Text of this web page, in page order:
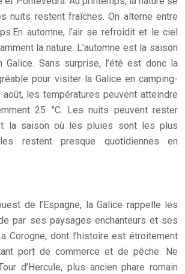
nuits restent fraîches. On alterne entre
automne, l’air se refroidit et le ciel
la nature. L’automne est la saison
Galice. Sans surprise, l’été est donc la
pour visiter la Galice en camping-
les températures peuvent atteindre
25 °C. Les nuits peuvent rester
la saison où les pluies sont les plus
restent presque quotidiennes en
de l’Espagne, la Galice rappelle les
par ses paysages enchanteurs et ses
Corogne, dont l’histoire est étroitement
port de commerce et de pêche. Ne
d’Hercule, plus ancien phare romain